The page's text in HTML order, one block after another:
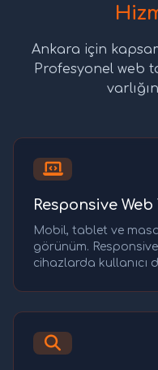
Ankara için
Profesyonel web
Responsive Web
Mobil, tablet ve
görünüm.
cihazlarda kullanıcı